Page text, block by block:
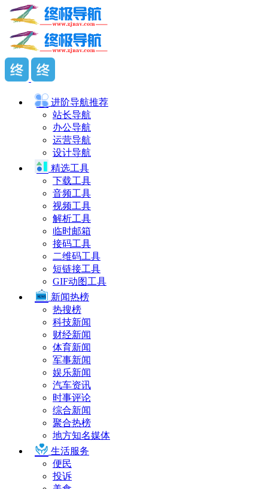
进阶导航推荐
站长导航
办公导航
运营导航
设计导航
精选工具
下载工具
音频工具
视频工具
解析工具
临时邮箱
接码工具
二维码工具
短链接工具
GIF动图工具
新闻热榜
热搜榜
科技新闻
财经新闻
体育新闻
军事新闻
娱乐新闻
汽车资讯
时事评论
综合新闻
聚合热榜
地方知名媒体
生活服务
便民
投诉